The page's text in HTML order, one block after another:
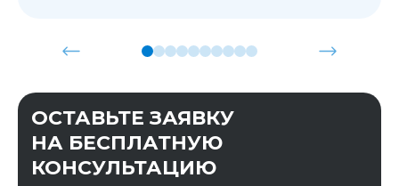
ОСТАВЬТЕ ЗАЯВКУ
НА БЕСПЛАТНУЮ
КОНСУЛЬТАЦИЮ